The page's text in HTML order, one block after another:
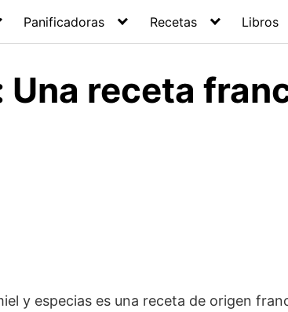
Panificadoras Recetas Libros
receta
y especias es una receta de origen